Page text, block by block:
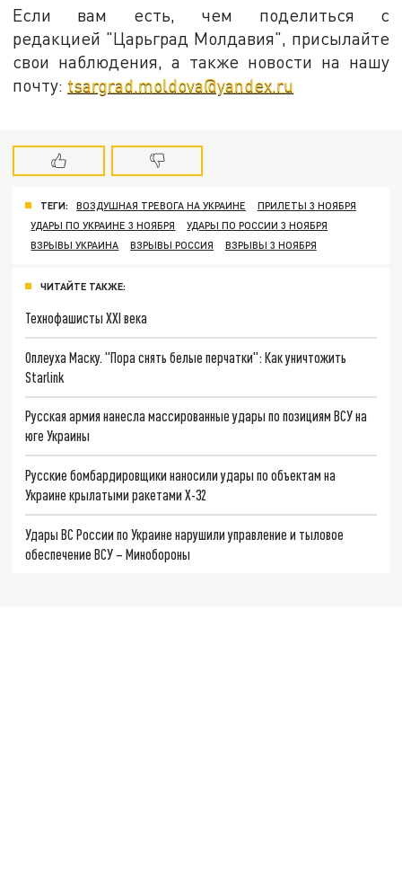
Если вам есть, чем поделиться с
редакцией "Царьград Молдавия", присылайте
свои наблюдения, а также новости на нашу
почту: tsargrad.moldova@yandex.ru
ТЕГИ: ВОЗДУШНАЯ ТРЕВОГА НА УКРАИНЕ
ПРИЛЕТЫ 3 НОЯБРЯ
УДАРЫ ПО УКРАИНЕ 3 НОЯБРЯ
УДАРЫ ПО РОССИИ 3 НОЯБРЯ
ВЗРЫВЫ УКРАИНА
ВЗРЫВЫ РОССИЯ ВЗРЫВЫ 3 НОЯБРЯ
ЧИТАЙТЕ ТАКЖЕ:
Технофашисты XXI века
Оплеуха Маску. "Пора снять белые перчатки": Как уничтожить
Starlink
Русская армия нанесла массированные удары по позициям ВСУ на
юге Украины
Русские бомбардировщики наносили удары по объектам на
Украине крылатыми ракетами X-32
Удары ВС России по Украине нарушили управление и тыловое
обеспечение ВСУ – Минобороны